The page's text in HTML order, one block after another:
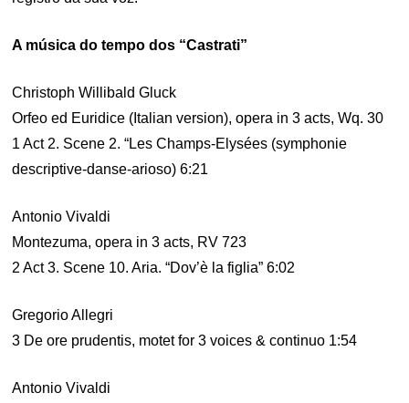
A música do tempo dos “Castrati”
Christoph Willibald Gluck
Orfeo ed Euridice (Italian version), opera in 3 acts, Wq. 30
1 Act 2. Scene 2. “Les Champs-Elysées (symphonie
descriptive-danse-arioso) 6:21
Antonio Vivaldi
Montezuma, opera in 3 acts, RV 723
2 Act 3. Scene 10. Aria. “Dov’è la figlia” 6:02
Gregorio Allegri
3 De ore prudentis, motet for 3 voices & continuo 1:54
Antonio Vivaldi